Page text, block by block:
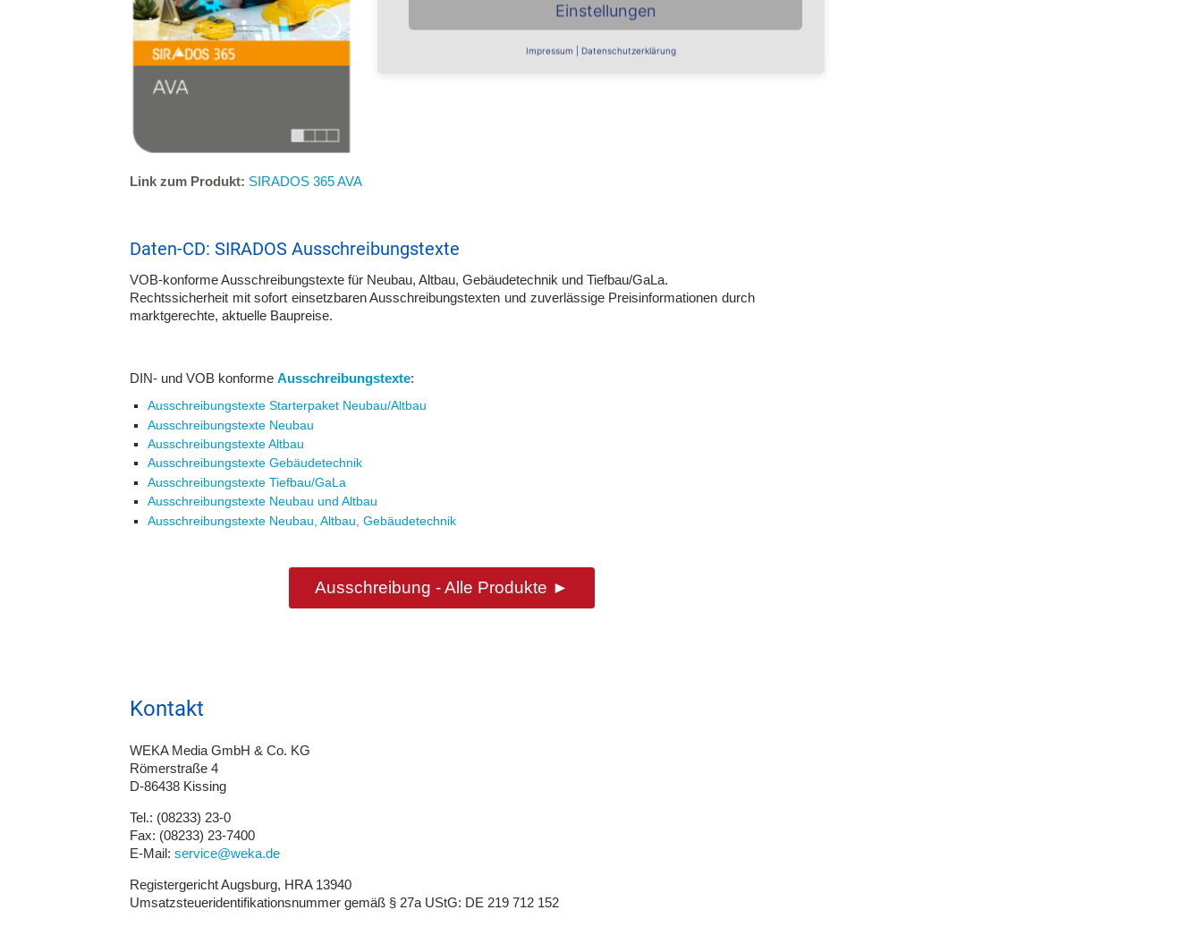
Link zum Produkt: SIRADOS 365 AVA
Daten-CD: SIRADOS Ausschreibungstexte
VOB-konforme Ausschreibungstexte für Neubau, Altbau, Gebäudetechnik und Tiefbau/GaLa.
Rechtssicherheit mit sofort einsetzbaren Ausschreibungstexten und zuverlässige Preisinformationen durch
marktgerechte, aktuelle Baupreise.
DIN- und VOB konforme Ausschreibungstexte:
Ausschreibungstexte Starterpaket Neubau/Altbau
Ausschreibungstexte Neubau
Ausschreibungstexte Altbau
Ausschreibungstexte Gebäudetechnik
Ausschreibungstexte Tiefbau/GaLa
Ausschreibungstexte Neubau und Altbau
Ausschreibungstexte Neubau, Altbau, Gebäudetechnik
Ausschreibung - Alle Produkte ►
Kontakt
WEKA Media GmbH & Co. KG
Römerstraße 4
D-86438 Kissing
Tel.: (08233) 23-0
Fax: (08233) 23-7400
E-Mail: service@weka.de
Registergericht Augsburg, HRA 13940
Umsatzsteueridentifikationsnummer gemäß § 27a UStG: DE 219 712 152
Einstellungen
Impressum | Datenschutzerklärung